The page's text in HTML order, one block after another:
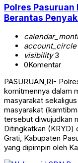
Polres Pasuruan
Berantas
account_circle
visibility3
0Komentar
PASURUAN,RI-
komitmennya dalam
masyarakat
masyarakat
tersebut diwujudkan
Ditingkatkan (KRYD)
Grati, Kabupaten
yang dipimpin oleh